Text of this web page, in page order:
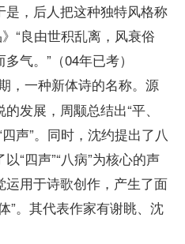
，后人把这种独特风格称
“良由世积乱离，风衰俗
气。”（04年已考）
一种新体诗的名称。源
发展，周颙总结出“平、
声”。同时，沈约提出了八
“四声”“八病”为核心的声
用于诗歌创作，产生了面
”。其代表作家有谢眺、沈